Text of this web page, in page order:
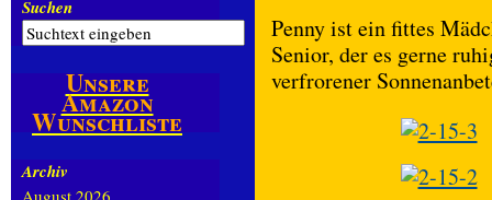
Penny ist ein fittes
Senior, der es gerne
verfrorener
Suchen
Unsere
Amazon
Wunschliste
Archiv
August 2026